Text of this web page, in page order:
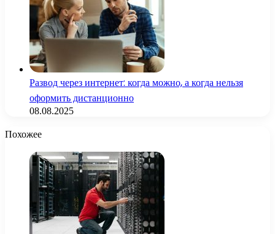
Развод через интернет: когда можно, а когда нельзя
оформить дистанционно
08.08.2025
Похожее